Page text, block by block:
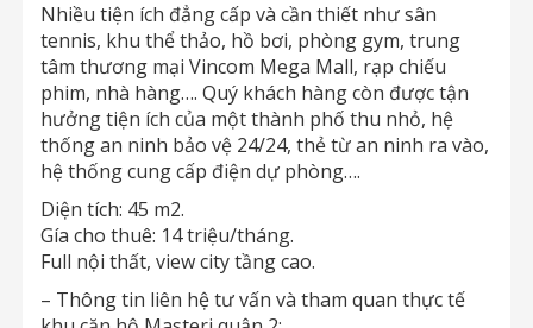
Nhiều tiện ích đẳng cấp và cần thiết như sân
tennis, khu thể thảo, hồ bơi, phòng gym, trung
tâm thương mại Vincom Mega Mall, rạp chiếu
phim, nhà hàng…. Quý khách hàng còn được tận
hưởng tiện ích của một thành phố thu nhỏ, hệ
thống an ninh bảo vệ 24/24, thẻ từ an ninh ra vào,
hệ thống cung cấp điện dự phòng….
Diện tích: 45 m2.
Gía cho thuê: 14 triệu/tháng.
Full nội thất, view city tầng cao.
– Thông tin liên hệ tư vấn và tham quan thực tế